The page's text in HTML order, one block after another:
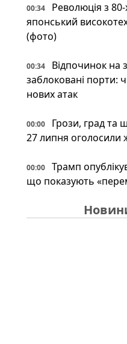
00:34
Революція з 80-
японський
(фото)
00:34
Відпочинок на
заблоковані порти:
нових атак
00:00
Грози, град та
27 липня оголосили
00:00
Трамп
що показують